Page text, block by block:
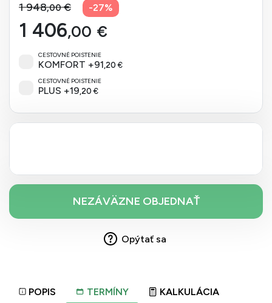
POPIS TERMÍNY KALKULÁCIA
1 948,00€ -27%
1 406,00 €
CESTOVNÉ POISTENIE
KOMFORT +91,20 €
CESTOVNÉ POISTENIE
PLUS +19,20 €
Opýtať sa